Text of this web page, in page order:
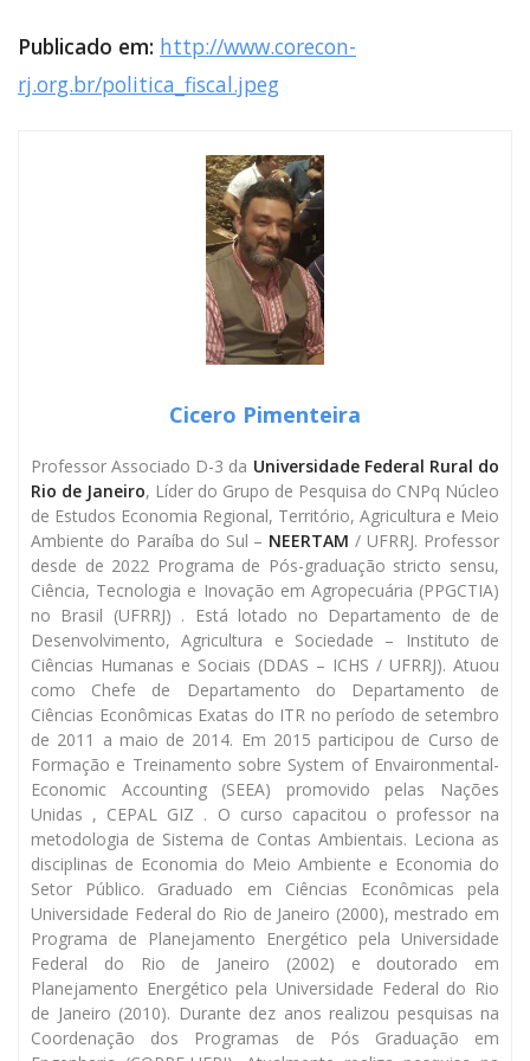
Publicado em: http://www.corecon-
rj.org.br/politica_fiscal.jpeg
Cicero Pimenteira
Professor Associado D-3 da Universidade Federal Rural do
Rio de Janeiro, Líder do Grupo de Pesquisa do CNPq Núcleo
de Estudos Economia Regional, Território, Agricultura e Meio
Ambiente do Paraíba do Sul – NEERTAM / UFRRJ. Professor
desde de 2022 Programa de Pós-graduação stricto sensu,
Ciência, Tecnologia e Inovação em Agropecuária (PPGCTIA)
no Brasil (UFRRJ) . Está lotado no Departamento de de
Desenvolvimento, Agricultura e Sociedade – Instituto de
Ciências Humanas e Sociais (DDAS – ICHS / UFRRJ). Atuou
como Chefe de Departamento do Departamento de
Ciências Econômicas Exatas do ITR no período de setembro
de 2011 a maio de 2014. Em 2015 participou de Curso de
Formação e Treinamento sobre System of Envaironmental-
Economic Accounting (SEEA) promovido pelas Nações
Unidas , CEPAL GIZ . O curso capacitou o professor na
metodologia de Sistema de Contas Ambientais. Leciona as
disciplinas de Economia do Meio Ambiente e Economia do
Setor Público. Graduado em Ciências Econômicas pela
Universidade Federal do Rio de Janeiro (2000), mestrado em
Programa de Planejamento Energético pela Universidade
Federal do Rio de Janeiro (2002) e doutorado em
Planejamento Energético pela Universidade Federal do Rio
de Janeiro (2010). Durante dez anos realizou pesquisas na
Coordenação dos Programas de Pós Graduação em